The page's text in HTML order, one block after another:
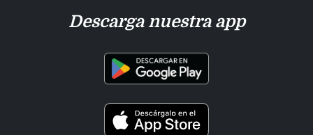
Descarga nuestra app